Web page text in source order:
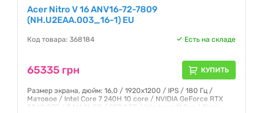
Acer Nitro V 16 ANV16-72-7809
(NH.U2EAA.003_16-1) EU
Код товара: 368184 Есть на складе
65335 грн КУПИТЬ
Размер экрана, дюйм: 16,0 / 1920x1200 / IPS / 180 Гц /
Матовое / Intel Core 7 240H 10 core / NVIDIA GeForce RTX
5060 8ГБ / RAM 16 GB / SSD 1 TB / Windows 11 Pro / Black